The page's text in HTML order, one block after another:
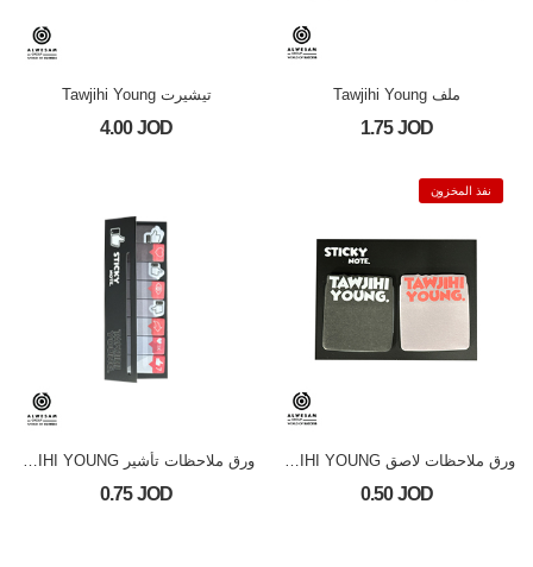
ملف Tawjihi Young
1.75 JOD
تيشيرت Tawjihi Young
4.00 JOD
نفذ المخزون
ورق ملاحظات لاصق TAWJIHI YOUNG
0.50 JOD
ورق ملاحظات تأشير TAWJIHI YOUNG
0.75 JOD